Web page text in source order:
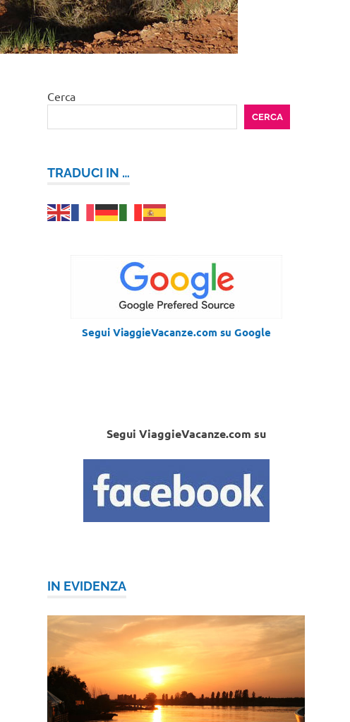
Cerca
CERCA
TRADUCI IN …
Segui ViaggieVacanze.com su Google
Segui ViaggieVacanze.com su
IN EVIDENZA